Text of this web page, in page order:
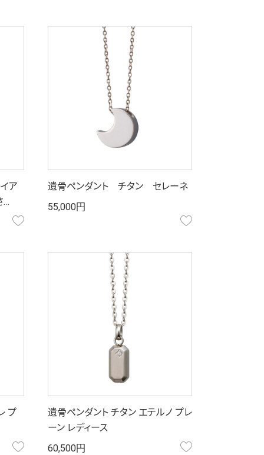
ア
…
遺骨ペンダント チタン セレーネ
55,000円
プ
お気に入り
遺骨ペンダント チタン エテルノ プレ
ーン レディース
60,500円